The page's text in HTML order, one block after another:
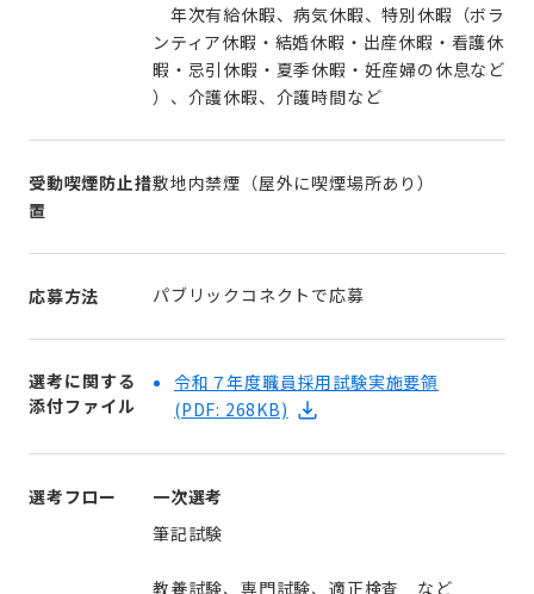
年次有給休暇、病気休暇、特別休暇（ボラ
ンティア休暇・結婚休暇・出産休暇・看護休
暇・忌引休暇・夏季休暇・妊産婦の休息など
）、介護休暇、介護時間など
受動喫煙防止措
置
敷地内禁煙（屋外に喫煙場所あり）
応募方法 パブリックコネクトで応募
選考に関する
添付ファイル
令和７年度職員採用試験実施要領
(PDF: 268KB)
選考フロー
一次選考
筆記試験